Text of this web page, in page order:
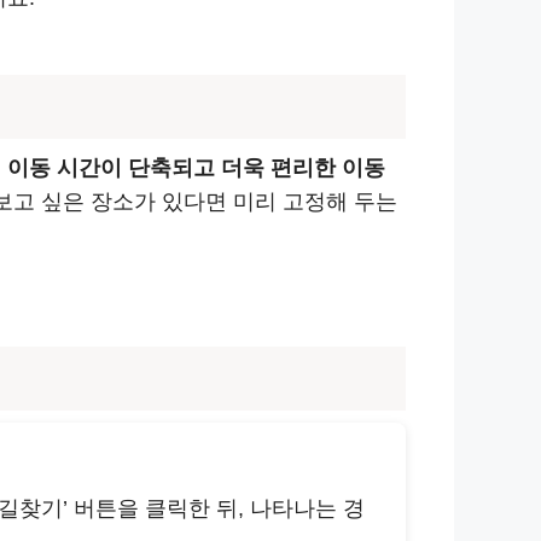
동 시간이 단축되고 더욱 편리한 이동
싶은 장소가 있다면 미리 고정해 두는
찾기’ 버튼을 클릭한 뒤, 나타나는 경